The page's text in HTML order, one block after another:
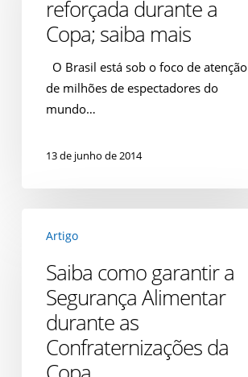
durantereforçada durante a
Copa; saiba mais
O Brasil está sob o foco de atenção
de milhões de espectadores do
mundo…
13 de junho de 2014
como
Segurança
Alimentar
durante
Artigo
Saiba como garantir a
Segurança Alimentar
durante as
Confraternizações da